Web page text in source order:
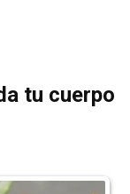
tu cuerpo